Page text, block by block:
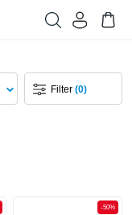
Filter(0)
-50%